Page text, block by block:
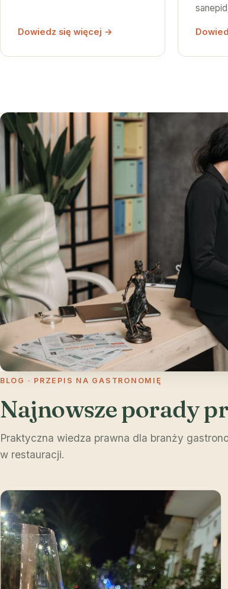
Dowiedz się więcej →
BLOG · PRZEPIS NA GASTRONOMIĘ
Najnowsze porady
Praktyczna wiedza prawna dla branży
w restauracji.